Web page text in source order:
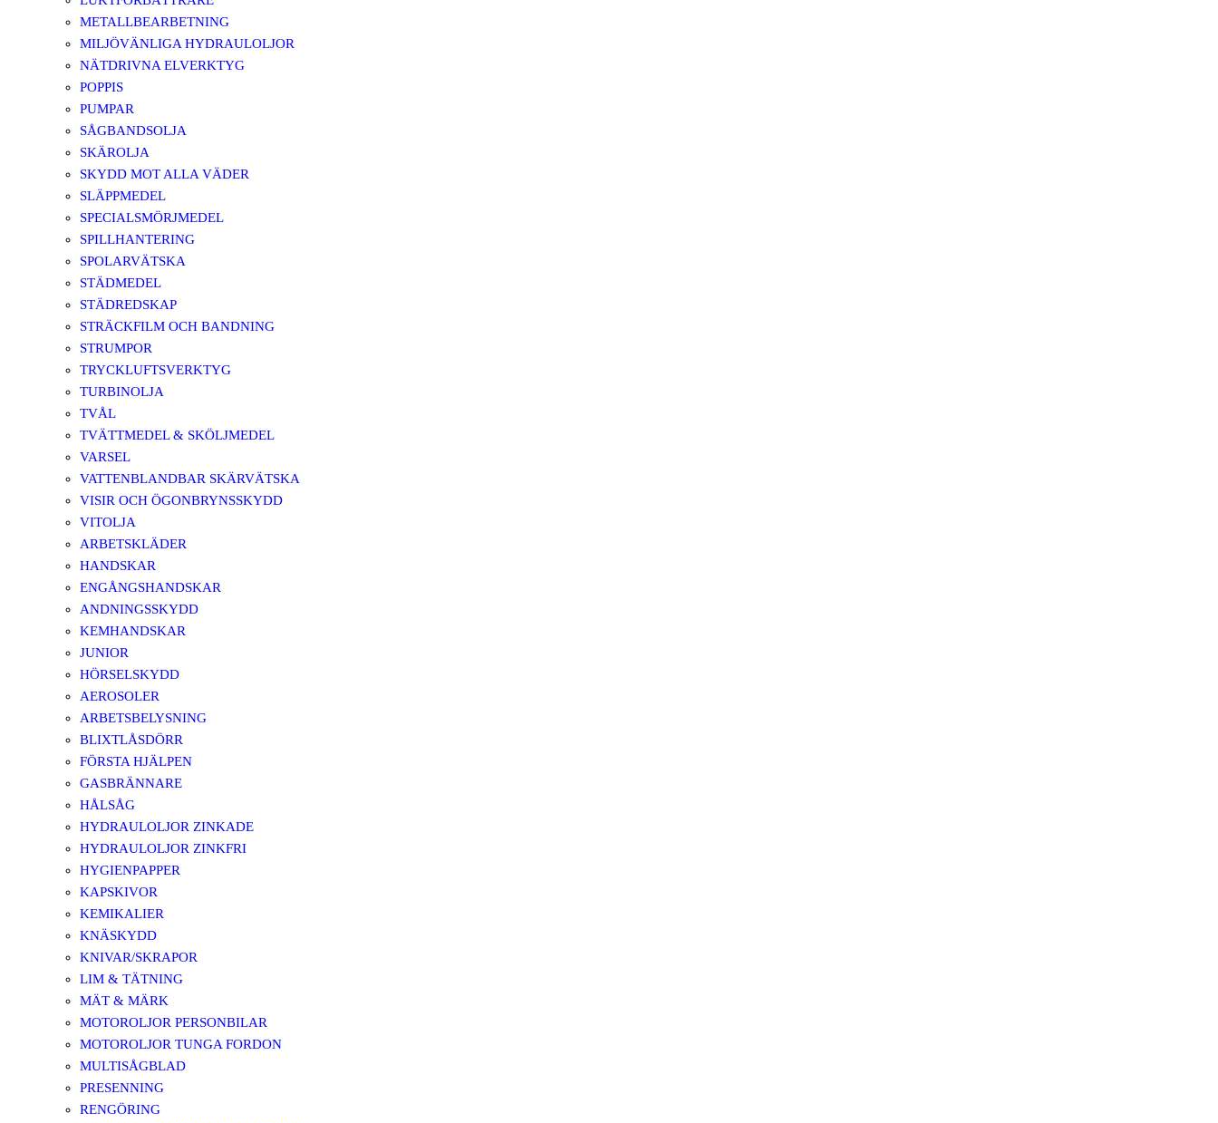
METALLBEARBETNING
MILJÖVÄNLIGA HYDRAULOLJOR
NÄTDRIVNA ELVERKTYG
POPPIS
PUMPAR
SÅGBANDSOLJA
SKÄROLJA
SKYDD MOT ALLA VÄDER
SLÄPPMEDEL
SPECIALSMÖRJMEDEL
SPILLHANTERING
SPOLARVÄTSKA
STÄDMEDEL
STÄDREDSKAP
STRÄCKFILM OCH BANDNING
STRUMPOR
TRYCKLUFTSVERKTYG
TURBINOLJA
TVÅL
TVÄTTMEDEL & SKÖLJMEDEL
VARSEL
VATTENBLANDBAR SKÄRVÄTSKA
VISIR OCH ÖGONBRYNSSKYDD
VITOLJA
ARBETSKLÄDER
HANDSKAR
ENGÅNGSHANDSKAR
ANDNINGSSKYDD
KEMHANDSKAR
JUNIOR
HÖRSELSKYDD
AEROSOLER
ARBETSBELYSNING
BLIXTLÅSDÖRR
FÖRSTA HJÄLPEN
GASBRÄNNARE
HÅLSÅG
HYDRAULOLJOR ZINKADE
HYDRAULOLJOR ZINKFRI
HYGIENPAPPER
KAPSKIVOR
KEMIKALIER
KNÄSKYDD
KNIVAR/SKRAPOR
LIM & TÄTNING
MÄT & MÄRK
MOTOROLJOR PERSONBILAR
MOTOROLJOR TUNGA FORDON
MULTISÅGBLAD
PRESENNING
RENGÖRING